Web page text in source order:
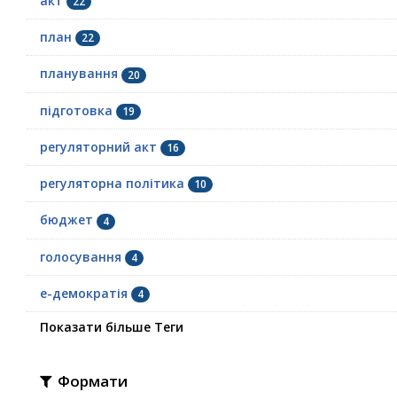
план 22
планування 20
підготовка 19
регуляторний акт 16
регуляторна політика 10
бюджет 4
голосування 4
е-демократія 4
Показати більше Теги
Формати